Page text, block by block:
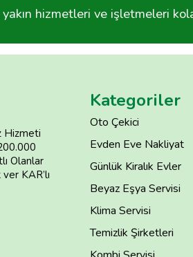
hizmetleri ve işletmeleri
Hizmeti
Olanlar
KAR’lı
Kategoriler
Oto Çekici
Evden Eve Nakliyat
Günlük Kiralık Evler
Beyaz Eşya Servisi
Klima Servisi
Temizlik Şirketleri